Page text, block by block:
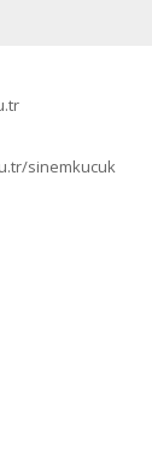
sinemkucuk